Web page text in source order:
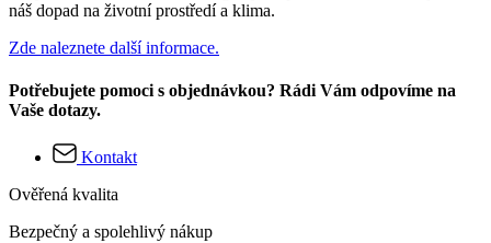
náš dopad na životní prostředí a klima.
Zde naleznete další informace.
Potřebujete pomoci s objednávkou? Rádi Vám odpovíme na
Vaše dotazy.
Kontakt
Ověřená kvalita
Bezpečný a spolehlivý nákup